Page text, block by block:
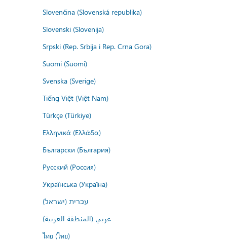
Slovenčina (Slovenská republika)
Slovenski (Slovenija)
Srpski (Rep. Srbija i Rep. Crna Gora)
Suomi (Suomi)
Svenska (Sverige)
Tiếng Việt (Việt Nam)
Türkçe (Türkiye)
Ελληνικά (Ελλάδα)
Български (България)
Русский (Россия)
Українська (Україна)
עברית (ישראל)
عربي (المنطقة العربية)
ไทย (ไทย)